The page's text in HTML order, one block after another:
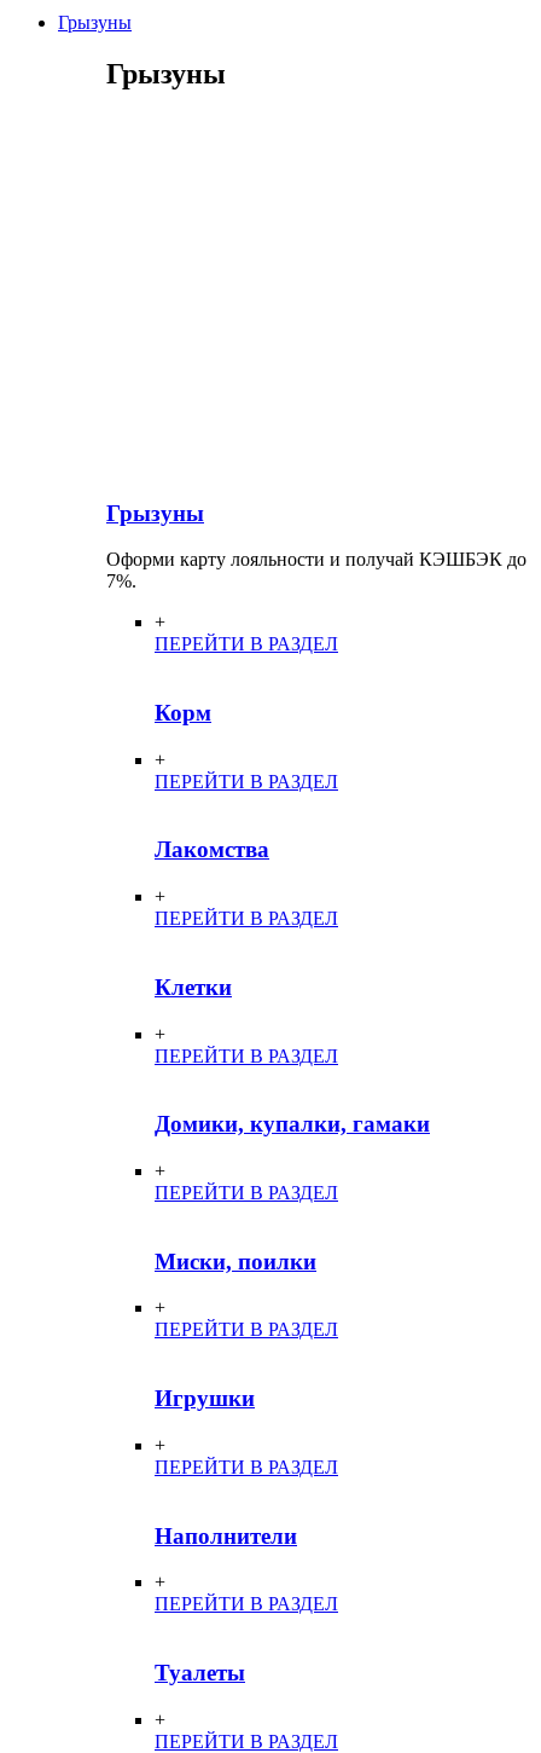
Грызуны
Грызуны
Грызуны
Оформи карту лояльности и получай КЭШБЭК до
7%.
+
ПЕРЕЙТИ В РАЗДЕЛ
Корм
+
ПЕРЕЙТИ В РАЗДЕЛ
Лакомства
+
ПЕРЕЙТИ В РАЗДЕЛ
Клетки
+
ПЕРЕЙТИ В РАЗДЕЛ
Домики, купалки, гамаки
+
ПЕРЕЙТИ В РАЗДЕЛ
Миски, поилки
+
ПЕРЕЙТИ В РАЗДЕЛ
Игрушки
+
ПЕРЕЙТИ В РАЗДЕЛ
Наполнители
+
ПЕРЕЙТИ В РАЗДЕЛ
Туалеты
+
ПЕРЕЙТИ В РАЗДЕЛ